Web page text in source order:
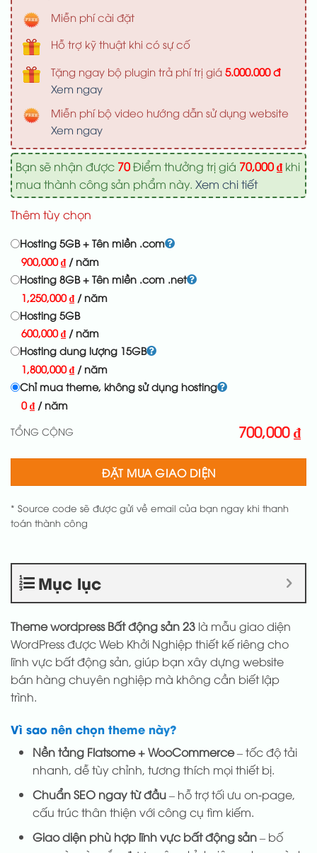
Miễn phí cài đặt
Hỗ trợ kỹ thuật khi có sự cố
Tặng ngay bộ plugin trả phí trị giá 5.000.000 đ
Xem ngay
Miễn phí bộ video hướng dẫn sử dụng website
Xem ngay
Bạn sẽ nhận được 70Điểm thưởng trị giá 70,000₫khi
mua thành công sản phẩm này. Xem chi tiết
Thêm tùy chọn
Hosting 5GB + Tên miền .com
900,000₫ / năm
Hosting 8GB + Tên miền .com .net
1,250,000₫ / năm
Hosting 5GB
600,000₫ / năm
Hosting dung lượng 15GB
1,800,000₫ / năm
Chỉ mua theme, không sử dụng hosting
0₫ / năm
TỔNG CỘNG
700,000₫
ĐẶT MUA GIAO DIỆN
* Source code sẽ được gửi về email của bạn ngay khi thanh
toán thành công
Mục lục
Theme wordpress Bất động sản 23 là mẫu giao diện
WordPress được Web Khởi Nghiệp thiết kế riêng cho
lĩnh vực bất động sản, giúp bạn xây dựng website
bán hàng chuyên nghiệp mà không cần biết lập
trình.
Vì sao nên chọn theme này?
Nền tảng Flatsome + WooCommerce– tốc độ tải
nhanh, dễ tùy chỉnh, tương thích mọi thiết bị.
Chuẩn SEO ngay từ đầu– hỗ trợ tối ưu on-page,
cấu trúc thân thiện với công cụ tìm kiếm.
Giao diện phù hợp lĩnh vực bất động sản– bố